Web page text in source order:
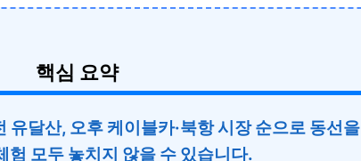
핵심 요약
유달산, 오후 케이블카·북항 시장 순으로 동선을
험 모두 놓치지 않을 수 있습니다.